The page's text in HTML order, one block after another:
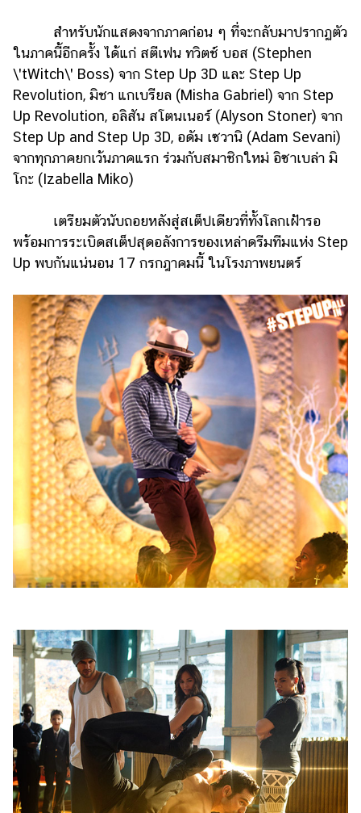
ออนไลน์
เรียน
เลข
ออนไลน์
ติดต่อ
โฆษณา
แจ้ง
ปัญหา
งาน
กับ
สำหรับนักแสดงจากภาคก่อน ๆ ที่จะกลับมาปรากฏตัว
ในภาคนี้อีกครั้ง ได้แก่ สตีเฟน ทวิตช์ บอส (Stephen
\'tWitch\' Boss) จาก Step Up 3D และ Step Up
Revolution, มิชา แกเบรียล (Misha Gabriel) จาก Step
Up Revolution, อลิสัน สโตนเนอร์ (Alyson Stoner) จาก
Step Up and Step Up 3D, อดัม เซวานิ (Adam Sevani)
จากทุกภาคยกเว้นภาคแรก ร่วมกับสมาชิกใหม่ อิซาเบล่า มิ
โกะ (Izabella Miko)
เตรียมตัวนับถอยหลังสู่สเต็ปเดียวที่ทั้งโลกเฝ้ารอ
พร้อมการระเบิดสเต็ปสุดอลังการของเหล่าดรีมทีมแห่ง Step
Up พบกันแน่นอน 17 กรกฎาคมนี้ ในโรงภาพยนตร์